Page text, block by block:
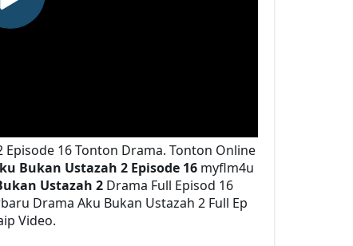
16 Tonton Drama. Tonton Online
Bukan Ustazah 2 Episode 16 myflm4u
Ustazah 2 Drama Full Episod 16
Drama Aku Bukan Ustazah 2 Full Ep
Video.